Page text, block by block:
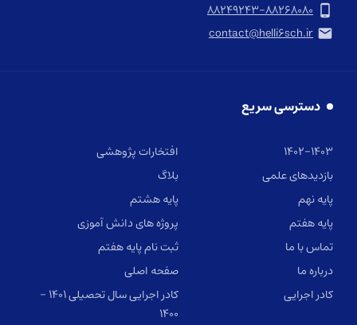
۸۸۲۴۹۲۴۳-۸۸۲۶۸۰۸۰
contact@helli۶sch.ir
دسترسی سریع
۱۴۰۲-۱۴۰۳
افتخارات پژوهشی
بازدیدهای علمی
بلاگ
پایه نهم
پایه هشتم
پایه هفتم
پروژه های دانش آموزی
تماس با ما
ثبت نام پایه هفتم
درباره ما
صفحه اصلی
کادر اجرایی
کادر اجرایی سال تحصیلی ۱۴۰۱ –
۱۴۰۰